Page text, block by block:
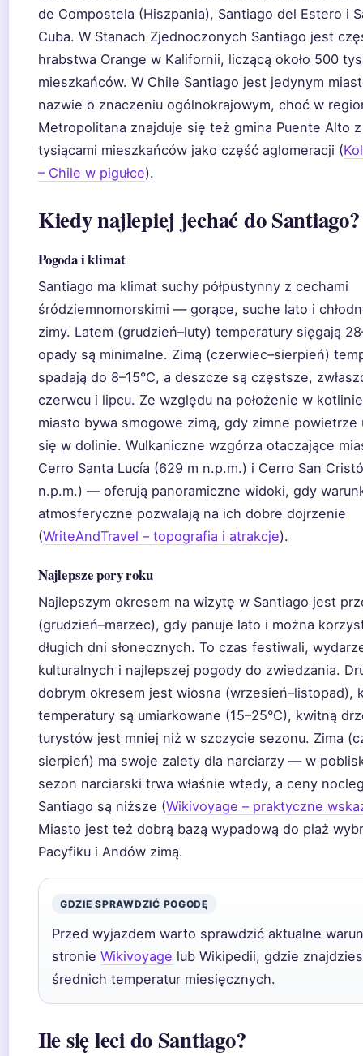
de Compostela (Hiszpania), Santiago del Estero i
Cuba. W Stanach Zjednoczonych Santiago jest
hrabstwa Orange w Kalifornii, liczącą około 500
mieszkańców. W Chile Santiago jest jedynym
nazwie o znaczeniu ogólnokrajowym, choć w
Metropolitana znajduje się też gmina Puente Alto
tysiącami mieszkańców jako część aglomeracji (
– Chile w pigułce).
Kiedy najlepiej jechać do Santiago?
Pogoda i klimat
Santiago ma klimat suchy półpustynny z cechami
śródziemnomorskimi — gorące, suche lato i
zimy. Latem (grudzień–luty) temperatury sięgają
opady są minimalne. Zimą (czerwiec–sierpień)
spadają do 8–15°C, a deszcze są częstsze,
czerwcu i lipcu. Ze względu na położenie w
miasto bywa smogowe zimą, gdy zimne powietrze
się w dolinie. Wulkaniczne wzgórza otaczające
Cerro Santa Lucía (629 m n.p.m.) i Cerro San
n.p.m.) — oferują panoramiczne widoki, gdy
atmosferyczne pozwalają na ich dobre dojrzenie
(WriteAndTravel – topografia i atrakcje).
Najlepsze pory roku
Najlepszym okresem na wizytę w Santiago jest
(grudzień–marzec), gdy panuje lato i można
długich dni słonecznych. To czas festiwali,
kulturalnych i najlepszej pogody do zwiedzania.
dobrym okresem jest wiosna (wrzesień–listopad),
temperatury są umiarkowane (15–25°C), kwitną
turystów jest mniej niż w szczycie sezonu. Zima
sierpień) ma swoje zalety dla narciarzy — w
sezon narciarski trwa właśnie wtedy, a ceny
Santiago są niższe (Wikivoyage – praktyczne
Miasto jest też dobrą bazą wypadową do plaż
Pacyfiku i Andów zimą.
GDZIE SPRAWDZIĆ POGODĘ
Przed wyjazdem warto sprawdzić aktualne
stronie Wikivoyage lub Wikipedii, gdzie
średnich temperatur miesięcznych.
Ile się leci do Santiago?